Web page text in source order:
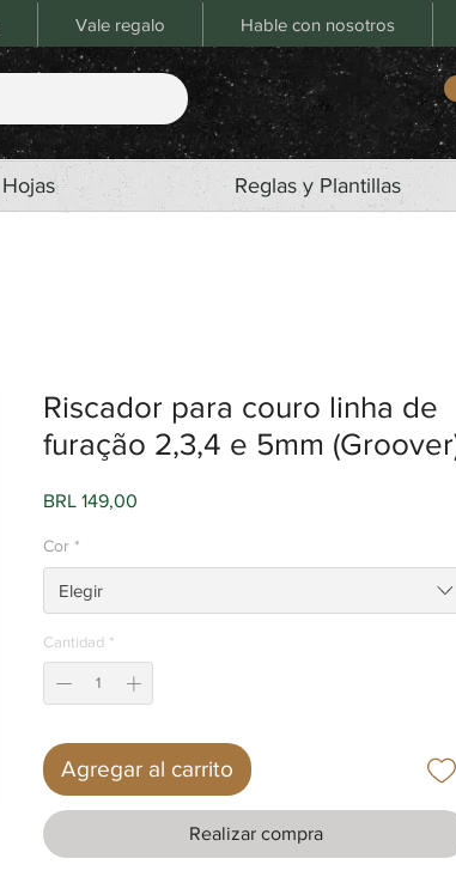
Vale regalo Hable con nosotros
Hojas Reglas y Plantillas
Riscador para couro linha de
furação 2,3,4 e 5mm
BRL 149,00
Cor *
Elegir
Cantidad *
Agregar al carrito
Realizar compra